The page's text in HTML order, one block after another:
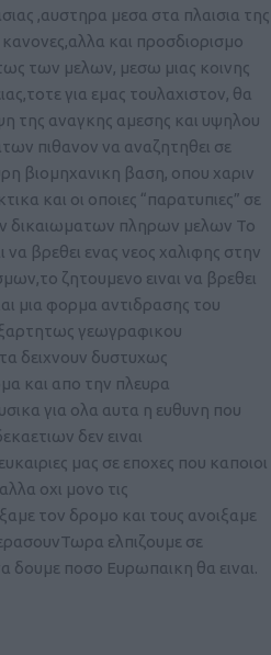
,αυστηρα μεσα στα πλαισια της
και προσδιορισμο
των μελων, μεσω μιας κοινης
για εμας τουλαχιστον, θα
της αναγκης αμεσης και υψηλου
πιθανον να αναζητηθει σε
βιομηχανικη βαση, οπου χαριν
και οι οποιες “παρατυπιες” σε
δικαιωματων πληρων μελων Το
να βρεθει ενας νεος χαλιφης στην
ζητουμενο ειναι να βρεθει
μια φορμα αντιδρασης του
γεωγραφικου
δειχνουν δυστυχως
και απο την πλευρα
για ολα αυτα η ευθυνη που
δεν ειναι
μας σε εποχες που καποιοι
οχι μονο τις
τον δρομο και τους ανοιξαμε
ελπιζουμε σε
δουμε ποσο Ευρωπαικη θα ειναι.